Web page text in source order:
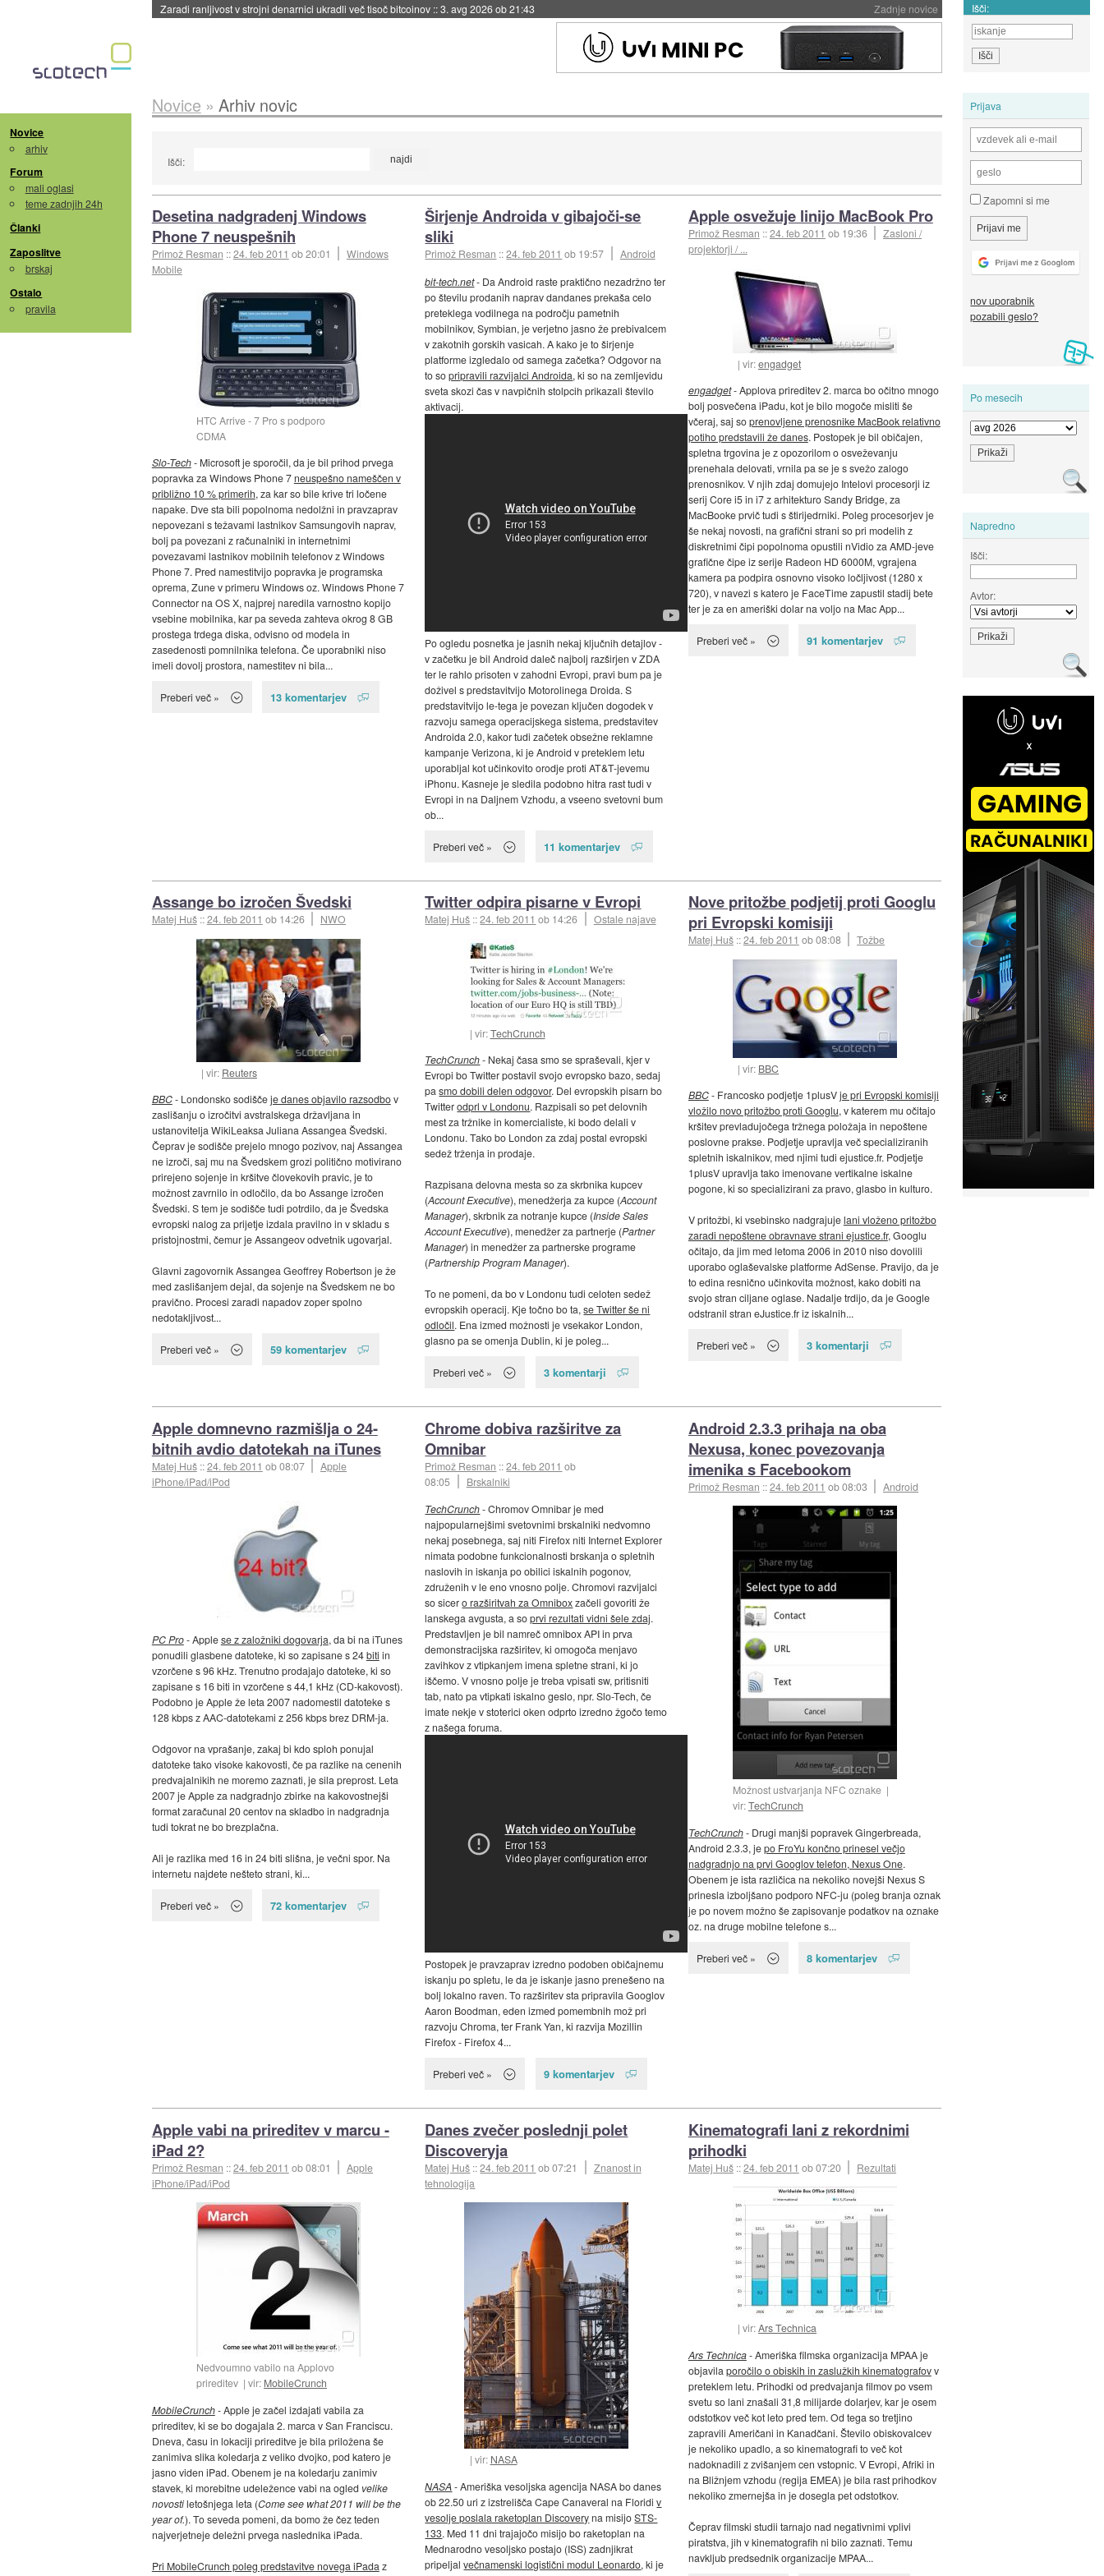
Zadnje novice
Zaradi ranljivost v strojni denarnici ukradli več tisoč bitcoinov ::3. avg 2026 ob 21:43 Išči:
Novice
arhiv
Forum
mali oglasi
teme zadnjih 24h
Članki
Zaposlitve
brskaj
Ostalo
pravila
Prijava
Zapomni si me
nov uporabnik
pozabili geslo?
Po mesecih
Napredno
Išči:
Avtor:
Novice » Arhiv novic
Išči:
Desetina nadgradenj Windows
Phone 7 neuspešnih
Primož Resman ::24. feb 2011 ob 20:01
Windows
Mobile
HTC Arrive - 7 Pro s podporo
CDMA
Slo-Tech- Microsoft je sporočil, da je bil prihod prvega
popravka za Windows Phone 7neuspešno nameščen v
približno 10 % primerih, za kar so bile krive tri ločene
napake. Dve sta bili popolnoma nedolžni in pravzaprav
nepovezani s težavami lastnikov Samsungovih naprav,
bolj pa povezani z računalniki in internetnimi
povezavami lastnikov mobilnih telefonov z Windows
Phone 7. Pred namestitvijo popravka je programska
oprema, Zune v primeru Windows oz. Windows Phone 7
Connector na OS X, najprej naredila varnostno kopijo
vsebine mobilnika, kar pa seveda zahteva okrog 8 GB
prostega trdega diska, odvisno od modela in
zasedenosti pomnilnika telefona. Če uporabniki niso
imeli dovolj prostora, namestitev ni bila...
Preberi več » 13 komentarjev
Širjenje Androida v gibajoči-se
sliki
Primož Resman ::24. feb 2011 ob 19:57
Android
bit-tech.net- Da Android raste praktično nezadržno ter
po številu prodanih naprav dandanes prekaša celo
preteklega vodilnega na področju pametnih
mobilnikov, Symbian, je verjetno jasno že prebivalcem
v zakotnih gorskih vasicah. A kako je to širjenje
platforme izgledalo od samega začetka? Odgovor na
to sopripravili razvijalci Androida, ki so na zemljevidu
sveta skozi čas v navpičnih stolpcih prikazali število
aktivacij.
Po ogledu posnetka je jasnih nekaj ključnih detajlov -
v začetku je bil Android daleč najbolj razširjen v ZDA
ter le rahlo prisoten v zahodni Evropi, pravi bum pa je
doživel s predstavitvijo Motorolinega Droida. S
predstavitvijo le-tega je povezan ključen dogodek v
razvoju samega operacijskega sistema, predstavitev
Androida 2.0, kakor tudi začetek obsežne reklamne
kampanje Verizona, ki je Android v preteklem letu
uporabljal kot učinkovito orodje proti AT&T-jevemu
iPhonu. Kasneje je sledila podobno hitra rast tudi v
Evropi in na Daljnem Vzhodu, a vseeno svetovni bum
ob...
Preberi več » 11 komentarjev
Apple osvežuje linijo MacBook Pro
Primož Resman ::24. feb 2011 ob 19:36
Zasloni /
projektorji / ...
vir:engadget
engadget- Applova prireditev 2. marca bo očitno mnogo
bolj posvečena iPadu, kot je bilo mogoče misliti še
včeraj, saj soprenovljene prenosnike MacBook relativno
potiho predstavili že danes. Postopek je bil običajen,
spletna trgovina je z opozorilom o osveževanju
prenehala delovati, vrnila pa se je s svežo zalogo
prenosnikov. V njih zdaj domujejo Intelovi procesorji iz
serij Core i5 in i7 z arhitekturo Sandy Bridge, za
MacBooke prvič tudi s štirijedrniki. Poleg procesorjev je
še nekaj novosti, na grafični strani so pri modelih z
diskretnimi čipi popolnoma opustili nVidio za AMD-jeve
grafične čipe iz serije Radeon HD 6000M, vgrajena
kamera pa podpira osnovno visoko ločljivost (1280 x
720), v navezi s katero je FaceTime zapustil stadij bete
ter je za en ameriški dolar na voljo na Mac App...
Preberi več » 91 komentarjev
Assange bo izročen Švedski
Matej Huš ::24. feb 2011 ob 14:26 NWO
vir: Reuters
BBC- Londonsko sodiščeje danes objavilo razsodbov
zaslišanju o izročitvi avstralskega državljana in
ustanovitelja WikiLeaksa Juliana Assangea Švedski.
Čeprav je sodišče prejelo mnogo pozivov, naj Assangea
ne izroči, saj mu na Švedskem grozi politično motivirano
prirejeno sojenje in kršitve človekovih pravic, je to
možnost zavrnilo in odločilo, da bo Assange izročen
Švedski. S tem je sodišče tudi potrdilo, da je Švedska
evropski nalog za prijetje izdala pravilno in v skladu s
pristojnostmi, čemur je Assangeov odvetnik ugovarjal.
Glavni zagovornik Assangea Geoffrey Robertson je že
med zaslišanjem dejal, da sojenje na Švedskem ne bo
pravično. Procesi zaradi napadov zoper spolno
nedotakljivost...
Preberi več » 59 komentarjev
Twitter odpira pisarne v Evropi
Matej Huš ::24. feb 2011 ob 14:26 Ostale najave
vir:TechCrunch
TechCrunch- Nekaj časa smo se spraševali, kjer v
Evropi bo Twitter postavil svojo evropsko bazo, sedaj
pasmo dobili delen odgovor. Del evropskih pisarn bo
Twitterodprl v Londonu. Razpisali so pet delovnih
mest za tržnike in komercialiste, ki bodo delali v
Londonu. Tako bo London za zdaj postal evropski
sedež trženja in prodaje.
Razpisana delovna mesta so za skrbnika kupcev
(Account Executive), menedžerja za kupce (Account
Manager), skrbnik za notranje kupce (Inside Sales
Account Executive), menedžer za partnerje (Partner
Manager) in menedžer za partnerske programe
(Partnership Program Manager).
To ne pomeni, da bo v Londonu tudi celoten sedež
evropskih operacij. Kje točno bo ta,se Twitter še ni
odločil. Ena izmed možnosti je vsekakor London,
glasno pa se omenja Dublin, ki je poleg...
Preberi več » 3 komentarji
Nove pritožbe podjetij proti Googlu
pri Evropski komisiji
Matej Huš ::24. feb 2011 ob 08:08 Tožbe
vir: BBC
BBC- Francosko podjetje 1plusVje pri Evropski komisiji
vložilo novo pritožbo proti Googlu, v katerem mu očitajo
kršitev prevladujočega tržnega položaja in nepoštene
poslovne prakse. Podjetje upravlja več specializiranih
spletnih iskalnikov, med njimi tudi ejustice.fr. Podjetje
1plusV upravlja tako imenovane vertikalne iskalne
pogone, ki so specializirani za pravo, glasbo in kulturo.
V pritožbi, ki vsebinsko nadgrajujelani vloženo pritožbo
zaradi nepoštene obravnave strani ejustice.fr, Googlu
očitajo, da jim med letoma 2006 in 2010 niso dovolili
uporabo oglaševalske platforme AdSense. Pravijo, da je
to edina resnično učinkovita možnost, kako dobiti na
svojo stran ciljane oglase. Nadalje trdijo, da je Google
odstranil stran eJustice.fr iz iskalnih...
Preberi več » 3 komentarji
Apple domnevno razmišlja o 24-
bitnih avdio datotekah na iTunes
Matej Huš ::24. feb 2011 ob 08:07
Apple
iPhone/iPad/iPod
PC Pro- Applese z založniki dogovarja, da bi na iTunes
ponudili glasbene datoteke, ki so zapisane s 24biti in
vzorčene s 96 kHz. Trenutno prodajajo datoteke, ki so
zapisane s 16 biti in vzorčene s 44,1 kHz (CD-kakovost).
Podobno je Apple že leta 2007 nadomestil datoteke s
128 kbps z AAC-datotekami z 256 kbps brez DRM-ja.
Odgovor na vprašanje, zakaj bi kdo sploh ponujal
datoteke tako visoke kakovosti, če pa razlike na cenenih
predvajalnikih ne moremo zaznati, je sila preprost. Leta
2007 je Apple za nadgradnjo zbirke na kakovostnejši
format zaračunal 20 centov na skladbo in nadgradnja
tudi tokrat ne bo brezplačna.
Ali je razlika med 16 in 24 biti slišna, je večni spor. Na
internetu najdete nešteto strani, ki...
Preberi več » 72 komentarjev
Chrome dobiva razširitve za
Omnibar
Primož Resman ::24. feb 2011 ob
08:05
Brskalniki
TechCrunch- Chromov Omnibar je med
najpopularnejšimi svetovnimi brskalniki nedvomno
nekaj posebnega, saj niti Firefox niti Internet Explorer
nimata podobne funkcionalnosti brskanja o spletnih
naslovih in iskanja po obilici iskalnih pogonov,
združenih v le eno vnosno polje. Chromovi razvijalci
so sicero razširitvah za Omniboxzačeli govoriti že
lanskega avgusta, a soprvi rezultati vidni šele zdaj.
Predstavljen je bil namreč omnibox API in prva
demonstracijska razširitev, ki omogoča menjavo
zavihkov z vtipkanjem imena spletne strani, ki jo
iščemo. V vnosno polje je treba vpisati sw, pritisniti
tab, nato pa vtipkati iskalno geslo, npr. Slo-Tech, če
imate nekje v stoterici oken odprto izredno žgočo temo
z našega foruma.
Postopek je pravzaprav izredno podoben običajnemu
iskanju po spletu, le da je iskanje jasno prenešeno na
bolj lokalno raven. To razširitev sta pripravila Googlov
Aaron Boodman, eden izmed pomembnih mož pri
razvoju Chroma, ter Frank Yan, ki razvija Mozillin
Firefox - Firefox 4...
Preberi več » 9 komentarjev
Android 2.3.3 prihaja na oba
Nexusa, konec povezovanja
imenika s Facebookom
Primož Resman ::24. feb 2011 ob 08:03 Android
Možnost ustvarjanja NFC oznake
vir:TechCrunch
TechCrunch- Drugi manjši popravek Gingerbreada,
Android 2.3.3, jepo FroYu končno prinesel večjo
nadgradnjo na prvi Googlov telefon, Nexus One.
Obenem je ista različica na nekoliko novejši Nexus S
prinesla izboljšano podporo NFC-ju (poleg branja oznak
je po novem možno še zapisovanje podatkov na oznake
oz. na druge mobilne telefone s...
Preberi več » 8 komentarjev
Apple vabi na prireditev v marcu -
iPad 2?
Primož Resman ::24. feb 2011 ob 08:01
Apple
iPhone/iPad/iPod
Nedvoumno vabilo na Applovo
prireditev
vir: MobileCrunch
MobileCrunch- Apple je začel izdajati vabila za
prireditev, ki se bo dogajala 2. marca v San Franciscu.
Dneva, času in lokaciji prireditve je bila priložena še
zanimiva slika koledarja z veliko dvojko, pod katero je
jasno viden iPad. Obenem je na koledarju zanimiv
stavek, ki morebitne udeležence vabi na ogled velike
novostiletošnjega leta (Come see what 2011 will be the
year of.). To seveda pomeni, da bomo že čez teden
najverjetneje deležni prvega naslednika iPada.
Pri MobileCrunch poleg predstavitve novega iPada z
Danes zvečer poslednji polet
Discoveryja
Matej Huš ::24. feb 2011 ob 07:21
Znanost in
tehnologija
vir: NASA
NASA- Ameriška vesoljska agencija NASA bo danes
ob 22.50 uri z izstrelišča Cape Canaveral na Floridiv
vesolje poslala raketoplan Discoveryna misijoSTS-
133. Med 11 dni trajajočo misijo bo raketoplan na
Mednarodno vesoljsko postajo (ISS) zadnjikrat
pripeljalvečnamenski logistični modul Leonardo, ki je
Kinematografi lani z rekordnimi
prihodki
Matej Huš ::24. feb 2011 ob 07:20 Rezultati
vir:Ars Technica
Ars Technica- Ameriška filmska organizacija MPAA je
objavila poročilo o obiskih in zaslužkih kinematografovv
preteklem letu. Prihodki od predvajanja filmov po vsem
svetu so lani znašali 31,8 milijarde dolarjev, kar je osem
odstotkov več kot leto pred tem. Od tega so tretjino
zapravili Američani in Kanadčani. Število obiskovalcev
je nekoliko upadlo, a so kinematografi to več kot
nadoknadili z zvišanjem cen vstopnic. V Evropi, Afriki in
na Bližnjem vzhodu (regija EMEA) je bila rast prihodkov
nekoliko zmernejša in je dosegla pet odstotkov.
Čeprav filmski studii tarnajo nad negativnimi vplivi
piratstva, jih v kinematografih ni bilo zaznati. Temu
navkljub predsednik organizacije MPAA...